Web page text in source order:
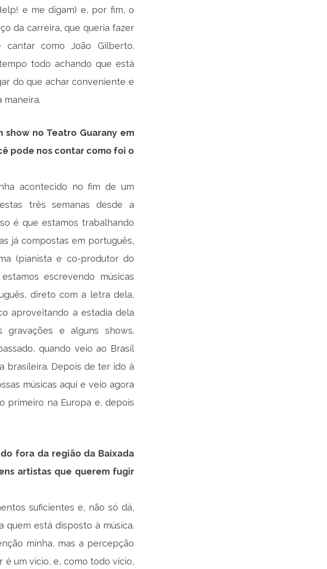
e me digam) e, por fim, o
da carreira, que queria fazer
cantar como João Gilberto.
todo achando que está
do que achar conveniente e
maneira.
show no Teatro Guarany em
pode nos contar como foi o
acontecido no fim de um
três semanas desde a
é que estamos trabalhando
já compostas em português,
(pianista e co-produtor do
escrevendo músicas
direto com a letra dela,
aproveitando a estadia dela
gravações e alguns shows.
quando veio ao Brasil
brasileira. Depois de ter ido à
músicas aqui e veio agora
primeiro na Europa e, depois
fora da região da Baixada
artistas que querem fugir
suficientes e, não só dá,
quem está disposto à música.
minha, mas a percepção
é um vício, e, como todo vício,